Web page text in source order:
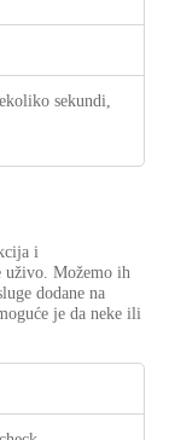
sekundi,
i
uživo. Možemo ih
dodane na
je da neke ili